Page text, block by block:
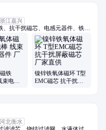
浙江嘉兴
、抗干扰磁芯、电感元器件、铁氧
抗干扰屏蔽磁芯、小型电感磁铁
波、EMC抗干扰磁芯、T型EMC
平磁芯、抗干扰磁环、锰锌铁氧
铁
束电子
镍锌铁氧体磁环 T型
EMC磁芯 抗干扰屏
河北衡水